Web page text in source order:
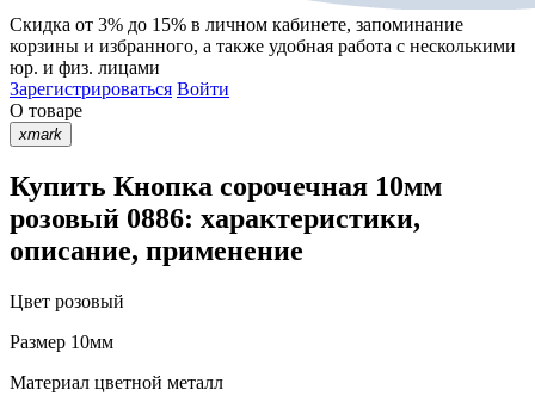
Скидка от 3% до 15% в личном кабинете, запоминание
корзины и избранного, а также удобная работа с несколькими
юр. и физ. лицами
Зарегистрироваться Войти
О товаре
xmark
Купить Кнопка сорочечная 10мм
розовый 0886: характеристики,
описание, применение
Цвет розовый
Размер 10мм
Материал цветной металл